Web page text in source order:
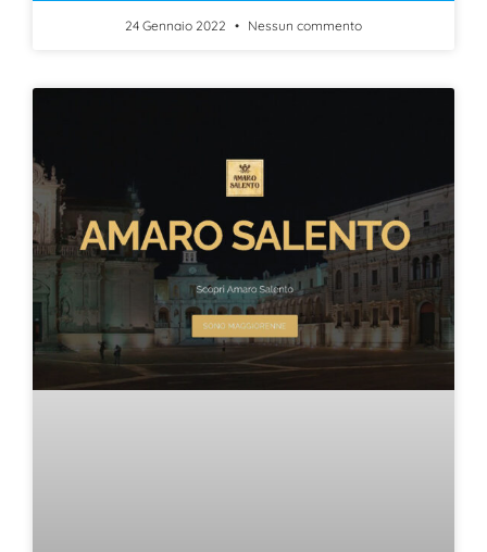
24 Gennaio 2022 Nessun commento